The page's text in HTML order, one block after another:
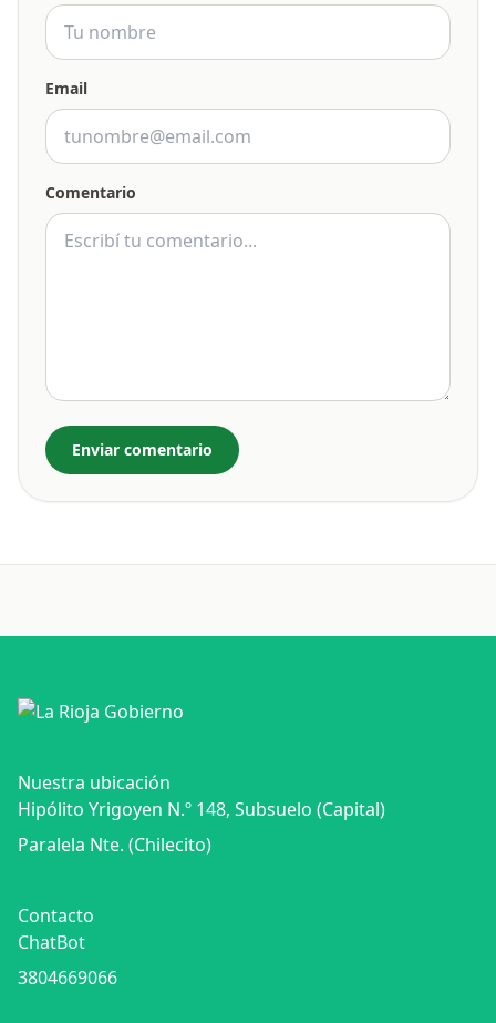
Email
Comentario
Enviar comentario
Nuestra ubicación
Hipólito Yrigoyen N.º 148, Subsuelo (Capital)
Paralela Nte. (Chilecito)
Contacto
ChatBot
3804669066